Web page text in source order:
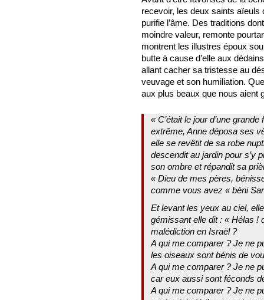
recevoir, les deux saints aïeuls
purifie l’âme. Des traditions
moindre valeur, remonte
montrent les illustres époux
butte à cause d’elle aux
allant cacher sa tristesse au
veuvage et son humiliation.
aux plus beaux que nous aient
« C’était le jour d’une
extrême, Anne déposa ses
elle se revêtit de sa robe
descendit au jardin pour s’y
son ombre et répandit sa
« Dieu de mes pères,
comme vous avez « béni
Et levant les yeux au ciel,
gémissant elle dit : « Hélas !
malédiction en Israël ?
A qui me comparer ? Je ne
les oiseaux sont bénis de
A qui me comparer ? Je ne
car eux aussi sont féconds
A qui me comparer ? Je ne